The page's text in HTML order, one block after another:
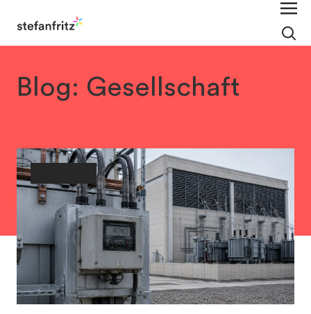
Blog: Gesellschaft